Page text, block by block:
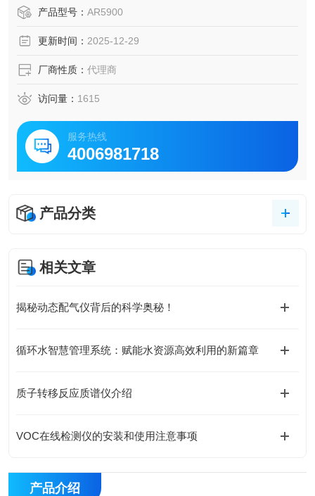
产品型号： AR5900
更新时间： 2025-12-29
厂商性质： 代理商
访问量： 1615
服务热线
4006981718
产品分类
相关文章
揭秘动态配气仪背后的科学奥秘！
循环水智慧管理系统：赋能水资源高效利用的新篇章
质子转移反应质谱仪介绍
VOC在线检测仪的安装和使用注意事项
产品介绍